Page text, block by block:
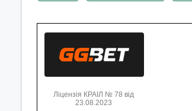
Ліцензія КРАІЛ № 78 від
23.08.2023